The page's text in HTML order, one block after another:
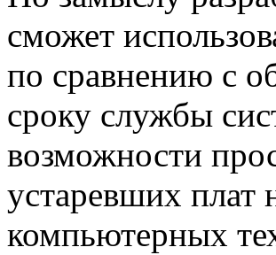
сможет
по сравнению с
сроку службы
возможности
устаревших плат
компьютерных